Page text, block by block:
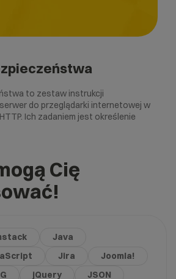
to zestaw instrukcji
do przeglądarki internetowej w
Ich zadaniem jest określenie
Cię
Java
Jira
Joomla!
jQuery
JSON